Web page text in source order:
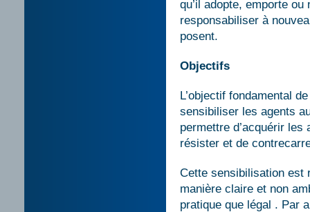
qu’il adopte, emporte
responsabiliser à
posent.
Objectifs
L’objectif fondamental
sensibiliser les agents
permettre d’acquérir
résister et de
Cette sensibilisation est
manière claire et non
pratique que légal . Par